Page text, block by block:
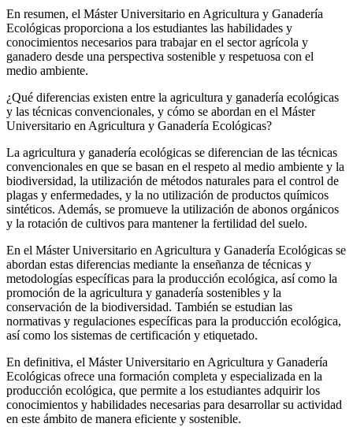
En resumen, el Máster Universitario en Agricultura y Ganadería
Ecológicas proporciona a los estudiantes las habilidades y
conocimientos necesarios para trabajar en el sector agrícola y
ganadero desde una perspectiva sostenible y respetuosa con el
medio ambiente.
¿Qué diferencias existen entre la agricultura y ganadería ecológicas
y las técnicas convencionales, y cómo se abordan en el Máster
Universitario en Agricultura y Ganadería Ecológicas?
La agricultura y ganadería ecológicas se diferencian de las técnicas
convencionales en que se basan en el respeto al medio ambiente y la
biodiversidad, la utilización de métodos naturales para el control de
plagas y enfermedades, y la no utilización de productos químicos
sintéticos. Además, se promueve la utilización de abonos orgánicos
y la rotación de cultivos para mantener la fertilidad del suelo.
En el Máster Universitario en Agricultura y Ganadería Ecológicas se
abordan estas diferencias mediante la enseñanza de técnicas y
metodologías específicas para la producción ecológica, así como la
promoción de la agricultura y ganadería sostenibles y la
conservación de la biodiversidad. También se estudian las
normativas y regulaciones específicas para la producción ecológica,
así como los sistemas de certificación y etiquetado.
En definitiva, el Máster Universitario en Agricultura y Ganadería
Ecológicas ofrece una formación completa y especializada en la
producción ecológica, que permite a los estudiantes adquirir los
conocimientos y habilidades necesarias para desarrollar su actividad
en este ámbito de manera eficiente y sostenible.